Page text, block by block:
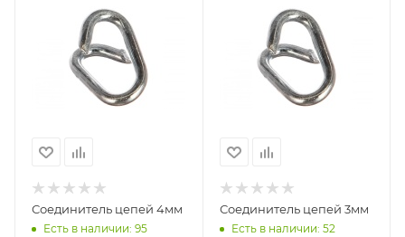
Соединитель цепей 4мм
Есть в наличии: 95
Соединитель цепей 3мм
Есть в наличии: 52